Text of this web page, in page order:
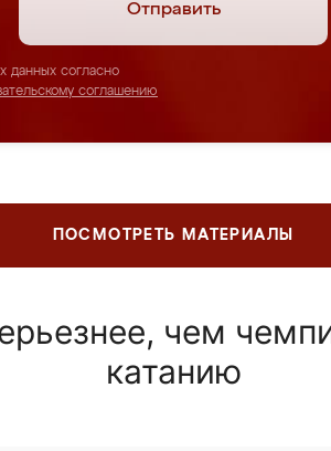
Отправить
данных согласно
соглашению
ПОСМОТРЕТЬ МАТЕРИАЛЫ
чем
катанию